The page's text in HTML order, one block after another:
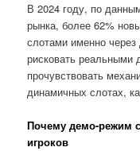
В 2024 году, по
рынка, более 62%
слотами именно
рисковать реальными
прочувствовать
динамичных слотах,
Почему демо-режим
игроков